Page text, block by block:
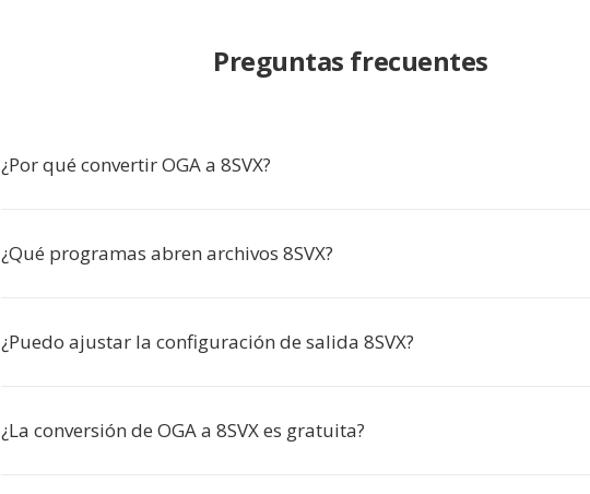
Preguntas frecuentes
¿Por qué convertir OGA a 8SVX?
¿Qué programas abren archivos 8SVX?
¿Puedo ajustar la configuración de salida 8SVX?
¿La conversión de OGA a 8SVX es gratuita?